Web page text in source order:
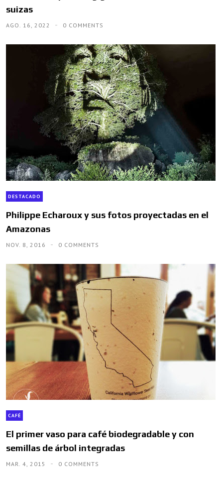
suizas
AGO. 16, 2022 0 COMMENTS
DESTACADO
Philippe Echaroux y sus fotos proyectadas en el
Amazonas
NOV. 8, 2016 0 COMMENTS
CAFÉ
El primer vaso para café biodegradable y con
semillas de árbol integradas
MAR. 4, 2015 0 COMMENTS